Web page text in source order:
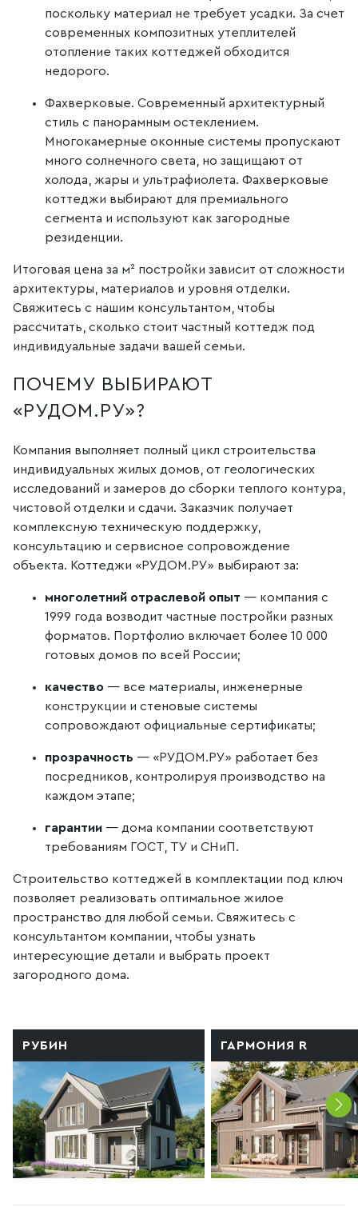
поскольку материал не требует усадки. За счет
современных композитных утеплителей
отопление таких коттеджей обходится
недорого.
Фахверковые. Современный архитектурный
стиль с панорамным остеклением.
Многокамерные оконные системы пропускают
много солнечного света, но защищают от
холода, жары и ультрафиолета. Фахверковые
коттеджи выбирают для премиального
сегмента и используют как загородные
резиденции.
Итоговая цена за м² постройки зависит от сложности
архитектуры, материалов и уровня отделки.
Свяжитесь с нашим консультантом, чтобы
рассчитать, сколько стоит частный коттедж под
индивидуальные задачи вашей семьи.
ПОЧЕМУ ВЫБИРАЮТ
«РУДОМ.РУ»?
Компания выполняет полный цикл строительства
индивидуальных жилых домов, от геологических
исследований и замеров до сборки теплого контура,
чистовой отделки и сдачи. Заказчик получает
комплексную техническую поддержку,
консультацию и сервисное сопровождение
объекта. Коттеджи «РУДОМ.РУ» выбирают за:
многолетний отраслевой опыт — компания с
1999 года возводит частные постройки разных
форматов. Портфолио включает более 10 000
готовых домов по всей России;
качество — все материалы, инженерные
конструкции и стеновые системы
сопровождают официальные сертификаты;
прозрачность — «РУДОМ.РУ» работает без
посредников, контролируя производство на
каждом этапе;
гарантии — дома компании соответствуют
требованиям ГОСТ, ТУ и СНиП.
Строительство коттеджей в комплектации под ключ
позволяет реализовать оптимальное жилое
пространство для любой семьи. Свяжитесь с
консультантом компании, чтобы узнать
интересующие детали и выбрать проект
загородного дома.
РУБИН ГАРМОНИЯ R